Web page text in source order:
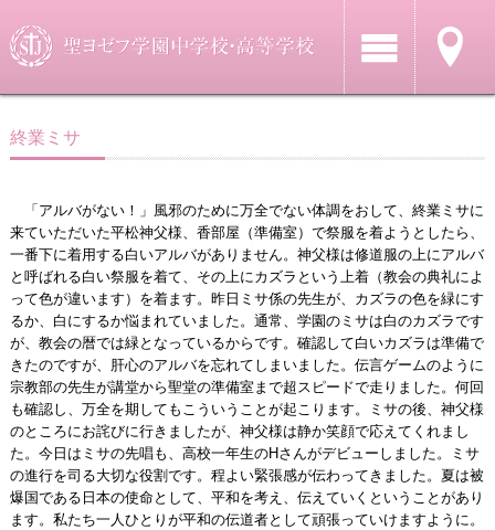
終業ミサ
「アルバがない！」風邪のために万全でない体調をおして、終業ミサに
来ていただいた平松神父様、香部屋（準備室）で祭服を着ようとしたら、
一番下に着用する白いアルバがありません。神父様は修道服の上にアルバ
と呼ばれる白い祭服を着て、その上にカズラという上着（教会の典礼によ
って色が違います）を着ます。昨日ミサ係の先生が、カズラの色を緑にす
るか、白にするか悩まれていました。通常、学園のミサは白のカズラです
が、教会の暦では緑となっているからです。確認して白いカズラは準備で
きたのですが、肝心のアルバを忘れてしまいました。伝言ゲームのように
宗教部の先生が講堂から聖堂の準備室まで超スピードで走りました。何回
も確認し、万全を期してもこういうことが起こります。ミサの後、神父様
のところにお詫びに行きましたが、神父様は静か笑顔で応えてくれまし
た。今日はミサの先唱も、高校一年生のHさんがデビューしました。ミサ
の進行を司る大切な役割です。程よい緊張感が伝わってきました。夏は被
爆国である日本の使命として、平和を考え、伝えていくということがあり
ます。私たち一人ひとりが平和の伝道者として頑張っていけますように。